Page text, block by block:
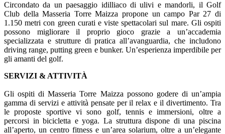
Circondato da un paesaggio idilliaco di ulivi e mandorli, il Golf
Club della Masseria Torre Maizza propone un campo Par 27 di
1.150 metri con green curati e viste spettacolari sul mare. Gli ospiti
possono migliorare il proprio gioco grazie a un’accademia
specializzata e strutture di pratica all’avanguardia, che includono
driving range, putting green e bunker. Un’esperienza imperdibile per
gli amanti del golf.
SERVIZI & ATTIVITÀ
Gli ospiti di Masseria Torre Maizza possono godere di un’ampia
gamma di servizi e attività pensate per il relax e il divertimento. Tra
le proposte sportive vi sono golf, tennis e immersioni, oltre a
percorsi in bicicletta e yoga. La struttura dispone di una piscina
all’aperto, un centro fitness e un’area solarium, oltre a un’elegante